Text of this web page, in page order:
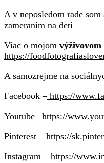
A v neposledom rade
zameraním na deti
Viac o mojom výživovom
https://
A samozrejme na
Facebook –https://
Youtube –https://
Pinterest – https://
Instagram – https://